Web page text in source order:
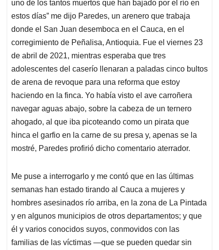
A
p
p
o
o
k
d
I
n
d
s
uno de los tantos muertos que han bajado por el río en
estos días” me dijo Paredes, un arenero que trabaja
donde el San Juan desemboca en el Cauca, en el
corregimiento de Peñalisa, Antioquia. Fue el viernes 23
de abril de 2021, mientras esperaba que tres
adolescentes del caserío llenaran a paladas cinco bultos
de arena de revoque para una reforma que estoy
haciendo en la finca. Yo había visto el ave carroñera
navegar aguas abajo, sobre la cabeza de un ternero
ahogado, al que iba picoteando como un pirata que
hinca el garfio en la carne de su presa y, apenas se la
mostré, Paredes profirió dicho comentario aterrador.
Me puse a interrogarlo y me contó que en las últimas
semanas han estado tirando al Cauca a mujeres y
hombres asesinados río arriba, en la zona de La Pintada
y en algunos municipios de otros departamentos; y que
él y varios conocidos suyos, conmovidos con las
familias de las víctimas —que se pueden quedar sin